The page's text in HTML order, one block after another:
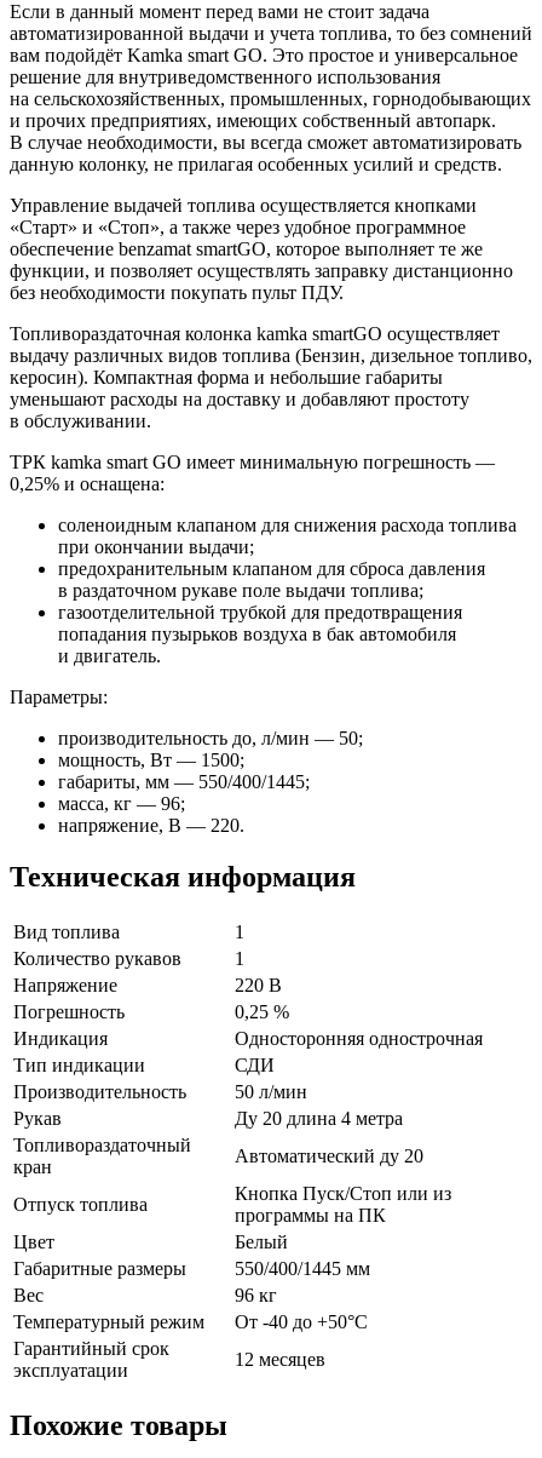
Если в данный момент перед вами не стоит задача
автоматизированной выдачи и учета топлива, то без сомнений
вам подойдёт Kamka smart GO. Это простое и универсальное
решение для внутриведомственного использования
на сельскохозяйственных, промышленных, горнодобывающих
и прочих предприятиях, имеющих собственный автопарк.
В случае необходимости, вы всегда сможет автоматизировать
данную колонку, не прилагая особенных усилий и средств.
Управление выдачей топлива осуществляется кнопками
«Старт» и «Стоп», а также через удобное программное
обеспечение benzamat smartGO, которое выполняет те же
функции, и позволяет осуществлять заправку дистанционно
без необходимости покупать пульт ПДУ.
Топливораздаточная колонка kamka smartGO осуществляет
выдачу различных видов топлива (Бензин, дизельное топливо,
керосин). Компактная форма и небольшие габариты
уменьшают расходы на доставку и добавляют простоту
в обслуживании.
ТРК kamka smart GO имеет минимальную погрешность —
0,25% и оснащена:
соленоидным клапаном для снижения расхода топлива
при окончании выдачи;
предохранительным клапаном для сброса давления
в раздаточном рукаве поле выдачи топлива;
газоотделительной трубкой для предотвращения
попадания пузырьков воздуха в бак автомобиля
и двигатель.
Параметры:
производительность до, л/мин — 50;
мощность, Вт — 1500;
габариты, мм — 550/400/1445;
масса, кг — 96;
напряжение, В — 220.
Техническая информация
Вид топлива
1
Количество рукавов
1
Напряжение
220 В
Погрешность
0,25 %
Индикация
Односторонняя однострочная
Тип индикации
СДИ
Производительность
50 л/мин
Рукав
Ду 20 длина 4 метра
Топливораздаточный
кран
Автоматический ду 20
Отпуск топлива
Кнопка Пуск/Стоп или из
программы на ПК
Цвет
Белый
Габаритные размеры
550/400/1445 мм
Вес
96 кг
Температурный режим
От -40 до +50°С
Гарантийный срок
эксплуатации
12 месяцев
Похожие товары